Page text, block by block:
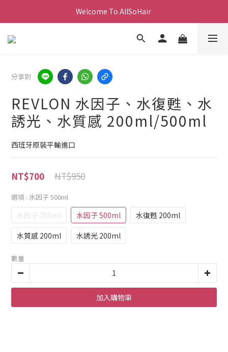
Welcome To AllSoHair
分享到
REVLON 水因子、水復甦、水
誘光、水質感 200ml/500ml
西班牙原裝平輸進口
NT$950
NT$700
選項 : 水因子 500ml
水因子 200ml 水因子 500ml
水復甦 200ml
水質感 200ml
水誘光 200ml
數量
加入購物車